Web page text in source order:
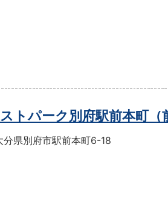
ストパーク別府駅前本町
分県別府市駅前本町6-18